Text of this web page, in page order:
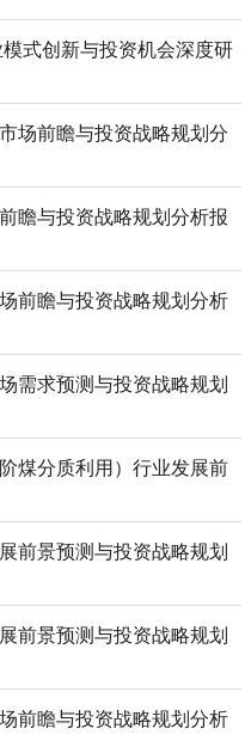
式创新与投资机会深度研
场前瞻与投资战略规划分
瞻与投资战略规划分析报
前瞻与投资战略规划分析
需求预测与投资战略规划
煤分质利用）行业发展前
前景预测与投资战略规划
前景预测与投资战略规划
前瞻与投资战略规划分析